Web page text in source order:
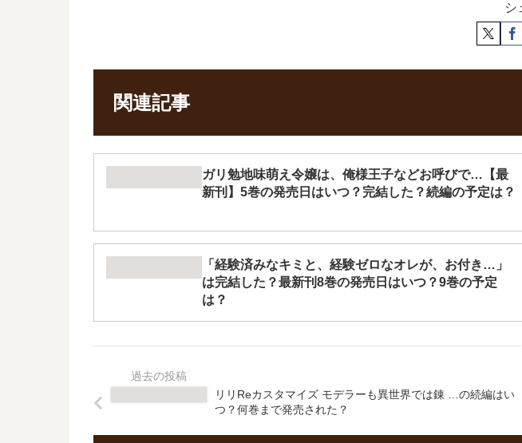
シ
関連記事
ガリ勉地味萌え令嬢は、俺様王子などお呼びで…【最
新刊】5巻の発売日はいつ？完結した？続編の予定は？
「経験済みなキミと、経験ゼロなオレが、お付き…」
は完結した？最新刊8巻の発売日はいつ？9巻の予定
は？
リリReカスタマイズ モデラーも異世界では錬 …の続編はい
つ？何巻まで発売された？